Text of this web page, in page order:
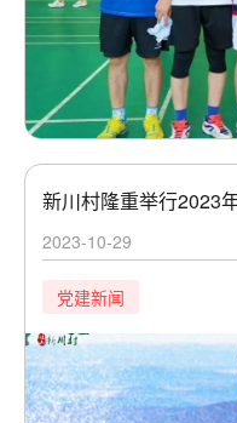
新川村隆重举行2023
2023-10-29
党建新闻